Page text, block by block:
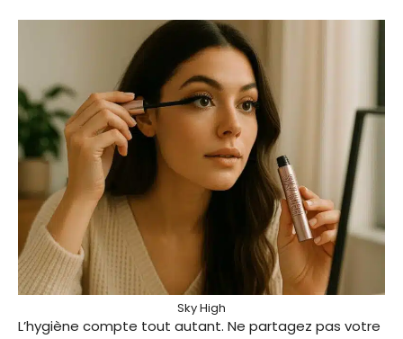
Sky High
L’hygiène compte tout autant. Ne partagez pas votre